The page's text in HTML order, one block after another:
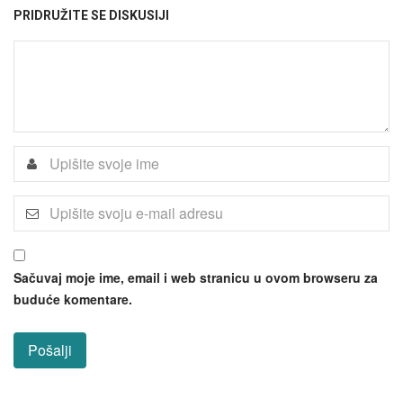
PRIDRUŽITE SE DISKUSIJI
Sačuvaj moje ime, email i web stranicu u ovom browseru za
buduće komentare.